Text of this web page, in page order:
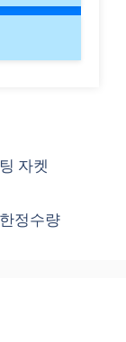
자켓
정수량